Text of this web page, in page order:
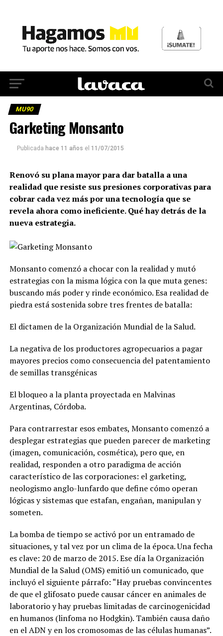
MU90
Garketing Monsanto
Publicada hace 11 años el 11/07/2015
Renovó su plana mayor para dar batalla a una
realidad que resiste sus presiones corporativas para
cobrar cada vez más por una tecnología que se
revela ahora como ineficiente. Qué hay detrás de la
nueva estrategia.
Monsanto comenzó a chocar con la realidad y mutó
estrategias con la misma lógica con la que muta genes:
buscando más poder y rinde económico. Esa realidad de
piedra está sostenida sobre tres frentes de batalla:
El dictamen de la Organización Mundial de la Salud.
La negativa de los productores agropecuarios a pagar
mayores precios como consecuencia del patentamiento
de semillas transgénicas
El bloqueo a la planta proyectada en Malvinas
Argentinas, Córdoba.
Para contrarrestar esos embates, Monsanto comenzó a
desplegar estrategias que pueden parecer de marketing
(imagen, comunicación, cosmética), pero que, en
realidad, responden a otro paradigma de acción
característico de las corporaciones: el garketing,
neologismo anglo-lunfardo que define cómo operan
lógicas y sistemas que estafan, engañan, manipulan y
someten.
La bomba de tiempo se activó por un entramado de
situaciones, y tal vez por un clima de la época. Una fecha
es clave: 20 de marzo de 2015. Ese día la Organización
Mundial de la Salud (OMS) emitió un comunicado, que
incluyó el siguiente párrafo: “Hay pruebas convincentes
de que el glifosato puede causar cáncer en animales de
laboratorio y hay pruebas limitadas de carcinogenicidad
en humanos (linfoma no Hodgkin). También causa daño
en el ADN y en los cromosomas de las células humanas”.